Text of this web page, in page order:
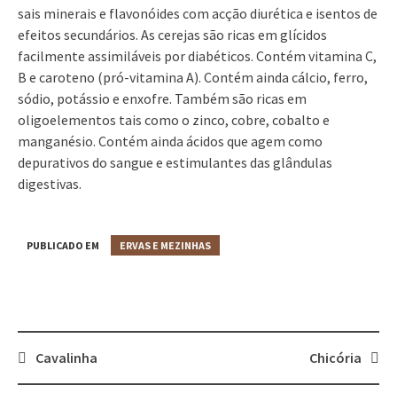
sais minerais e flavonóides com acção diurética e isentos de
efeitos secundários. As cerejas são ricas em glícidos
facilmente assimiláveis por diabéticos. Contém vitamina C,
B e caroteno (pró-vitamina A). Contém ainda cálcio, ferro,
sódio, potássio e enxofre. Também são ricas em
oligoelementos tais como o zinco, cobre, cobalto e
manganésio. Contém ainda ácidos que agem como
depurativos do sangue e estimulantes das glândulas
digestivas.
PUBLICADO EM ERVAS E MEZINHAS
Post
Cavalinha Chicória